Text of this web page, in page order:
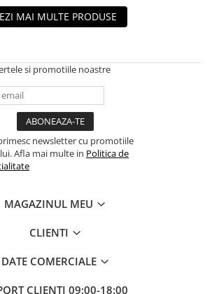
MAI MULTE PRODUSE
si promotiile noastre
newsletter cu promotiile
Afla mai multe in Politica de
MAGAZINUL MEU
CLIENTI
DATE COMERCIALE
CLIENTI 09:00-18:00